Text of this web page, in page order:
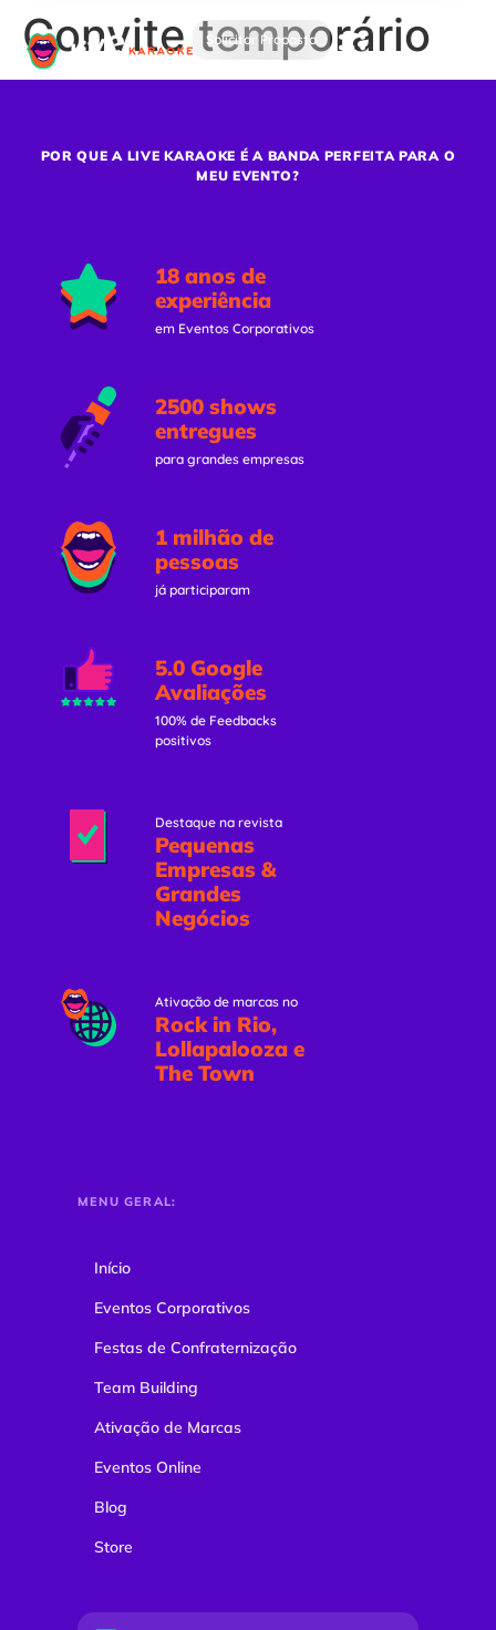
Solicitar Proposta
Convite temporário
POR QUE A LIVE KARAOKE É A BANDA PERFEITA PARA O
MEU EVENTO?
18 anos de
experiência
em Eventos Corporativos
2500 shows
entregues
para grandes empresas
1 milhão de
pessoas
já participaram
5.0 Google
Avaliações
100% de Feedbacks
positivos
Destaque na revista
Pequenas
Empresas &
Grandes
Negócios
Ativação de marcas no
Rock in Rio,
Lollapalooza e
The Town
MENU GERAL:
Início
Eventos Corporativos
Festas de Confraternização
Team Building
Ativação de Marcas
Eventos Online
Blog
Store